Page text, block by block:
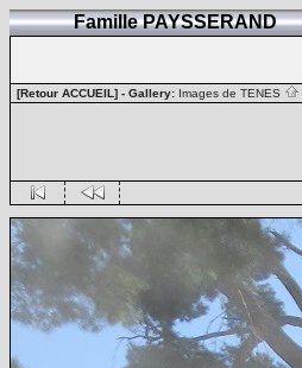
Famille PAYSSERAND
[Retour ACCUEIL] - Gallery: Images de TENES